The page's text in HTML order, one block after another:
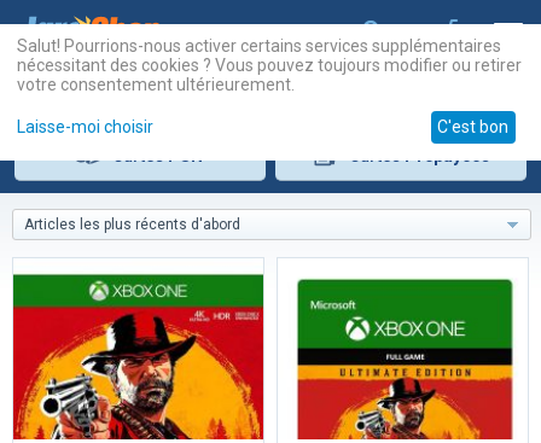
Articles les plus récents d'abord
Salut! Pourrions-nous activer certains services supplémentaires
nécessitant des cookies ? Vous pouvez toujours modifier ou retirer
votre consentement ultérieurement.
Laisse-moi choisir C'est bon